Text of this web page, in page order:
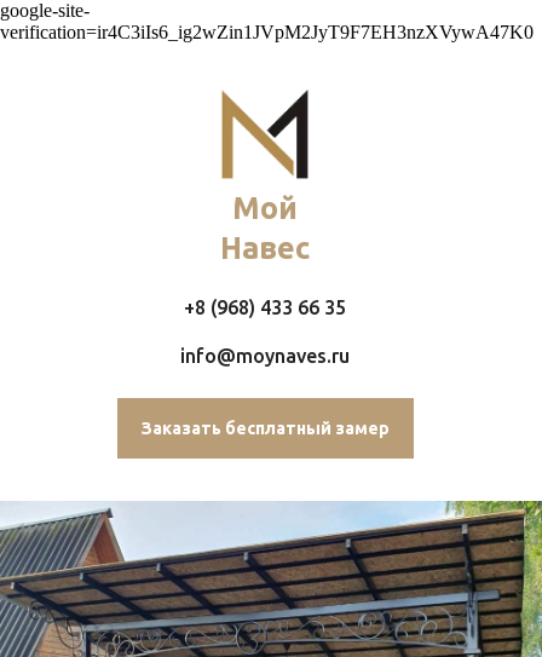
google-site-
verification=ir4C3iIs6_ig2wZin1JVpM2JyT9F7EH3nzXVywA47K0
Мой
Навес
+8 (968) 433 66 35
info@moynaves.ru
Заказать бесплатный замер